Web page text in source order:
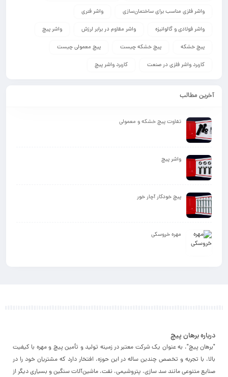
واشر فلزی مناسب برای ساختمان‌سازی واشر فنری
واشر فولادی و گالوانیزه واشر مقاوم در برابر لرزش واشر پیچ
پیچ خشکه پیچ خشکه چیست پیچ معمولی چیست
کاربرد واشر فلزی در صنعت کاربرد واشر پیچ
آخرین مطالب
تفاوت پیچ خشکه و معمولی
واشر پیچ
پیچ خودکار آچار خور
مهره خروسکی
درباره برهان پیچ
"برهان پیچ"، به عنوان یک شرکت معتبر در زمینه تولید و تأمین پیچ و مهره با کیفیت
بالا، با تجربه و تخصص چندین ساله در این حوزه، افتخار دارد که مشتریان خود را در
صنایع متنوعی مانند سد سازی، پتروشیمی، نفت، ماشین‌آلات سنگین و بسیاری دیگر از